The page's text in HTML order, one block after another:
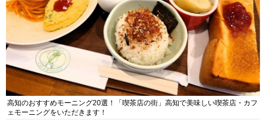
高知のおすすめモーニング20選！「喫茶店の街」高知で美味しい喫茶店・カフ
ェモーニングをいただきます！